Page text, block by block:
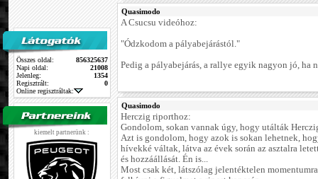
Összes oldal:
856325637
Napi oldal:
21008
Jelenleg:
1354
Regisztrált:
0
Online regisztráltak:
kiemelt partnerünk :
Quasimodo
A Csucsu videóhoz:
"Ódzkodom a pályabejárástól."
Pedig a pályabejárás, a rallye egyik nagyon jó, ha
Quasimodo
Herczig riporthoz:
Gondolom, sokan vannak úgy, hogy utálták
Azt is gondolom, hogy azok is sokan lehetnek,
hívekké váltak, látva az évek során az asztalra
és hozzáállását. Én is...
Most csak két, látszólag jelentéktelen